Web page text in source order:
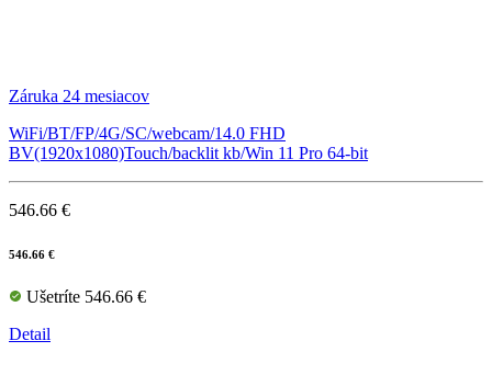
Záruka 24 mesiacov
WiFi/BT/FP/4G/SC/webcam/14.0 FHD
BV(1920x1080)Touch/backlit kb/Win 11 Pro 64-bit
546.66 €
546.66 €
Ušetríte 546.66 €
Detail